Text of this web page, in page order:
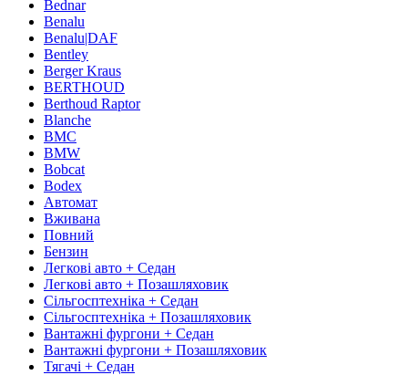
Bednar
Benalu
Benalu|DAF
Bentley
Berger Kraus
BERTHOUD
Berthoud Raptor
Blanche
BMC
BMW
Bobcat
Bodex
Автомат
Вживана
Повний
Бензин
Легкові авто + Седан
Легкові авто + Позашляховик
Сільгосптехніка + Седан
Сільгосптехніка + Позашляховик
Вантажні фургони + Седан
Вантажні фургони + Позашляховик
Тягачі + Седан